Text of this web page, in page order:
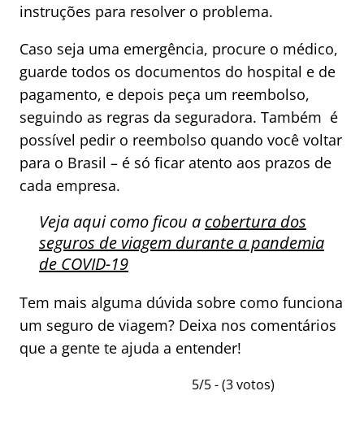
instruções para resolver o problema.
Caso seja uma emergência, procure o médico,
guarde todos os documentos do hospital e de
pagamento, e depois peça um reembolso,
seguindo as regras da seguradora. Também é
possível pedir o reembolso quando você voltar
para o Brasil – é só ficar atento aos prazos de
cada empresa.
Veja aqui como ficou a cobertura dos
seguros de viagem durante a pandemia
de COVID-19
Tem mais alguma dúvida sobre como funciona
um seguro de viagem? Deixa nos comentários
que a gente te ajuda a entender!
5/5 - (3 votos)